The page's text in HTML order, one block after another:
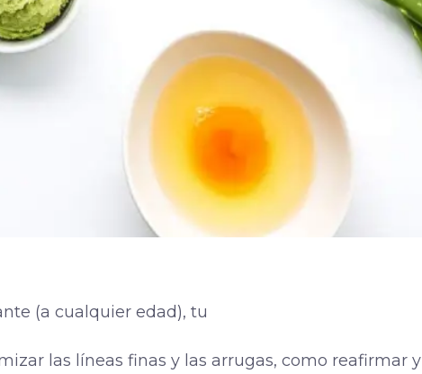
(a cualquier edad), tu
las líneas finas y las arrugas, como reafirmar y